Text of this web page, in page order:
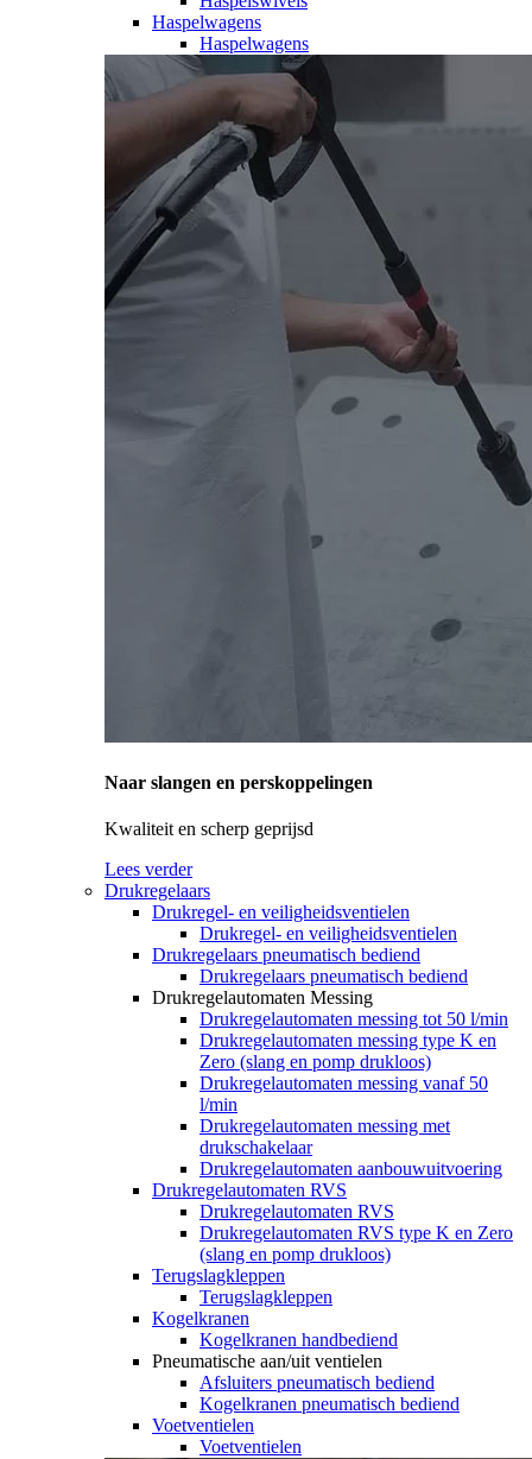
Haspelwagens
Haspelwagens
Naar slangen en perskoppelingen
Kwaliteit en scherp geprijsd
Lees verder
Drukregelaars
Drukregel- en veiligheidsventielen
Drukregel- en veiligheidsventielen
Drukregelaars pneumatisch bediend
Drukregelaars pneumatisch bediend
Drukregelautomaten Messing
Drukregelautomaten messing tot 50 l/min
Drukregelautomaten messing type K en
Zero (slang en pomp drukloos)
Drukregelautomaten messing vanaf 50
l/min
Drukregelautomaten messing met
drukschakelaar
Drukregelautomaten aanbouwuitvoering
Drukregelautomaten RVS
Drukregelautomaten RVS
Drukregelautomaten RVS type K en Zero
(slang en pomp drukloos)
Terugslagkleppen
Terugslagkleppen
Kogelkranen
Kogelkranen handbediend
Pneumatische aan/uit ventielen
Afsluiters pneumatisch bediend
Kogelkranen pneumatisch bediend
Voetventielen
Voetventielen